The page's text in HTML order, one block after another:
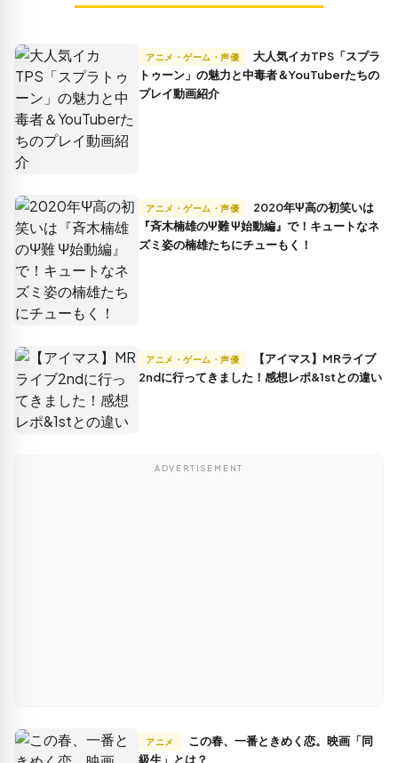
アニメ・ゲーム・声優
トゥーン」の魅力と中毒者＆YouTuberたちの
プレイ動画紹介
アニメ・ゲーム・声優
『斉木楠雄のΨ難 Ψ始動編』で！キュートなネ
ズミ姿の楠雄たちにチューもく！
アニメ・ゲーム・声優
2ndに行ってきました！感想レポ&1stとの違い
ADVERTISEMENT
アニメ
級生」とは？